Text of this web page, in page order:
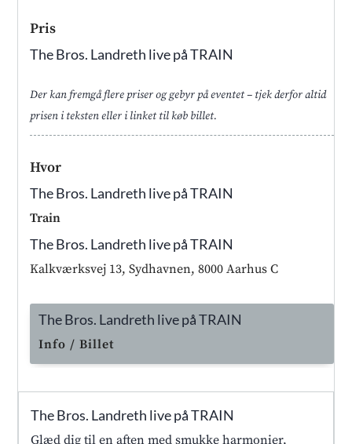
Pris
The Bros. Landreth live på TRAIN
Der kan fremgå flere priser og gebyr på eventet – tjek derfor altid
prisen i teksten eller i linket til køb billet.
Hvor
The Bros. Landreth live på TRAIN
Train
The Bros. Landreth live på TRAIN
Kalkværksvej 13, Sydhavnen, 8000 Aarhus C
The Bros. Landreth live på TRAIN
Info / Billet
The Bros. Landreth live på TRAIN
Glæd dig til en aften med smukke harmonier,